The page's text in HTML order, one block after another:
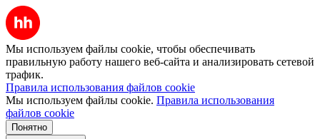
Мы используем файлы cookie, чтобы обеспечивать
правильную работу нашего веб-сайта и анализировать сетевой
трафик.
Правила использования файлов cookie
Мы используем файлы cookie. Правила использования
файлов cookie
Понятно